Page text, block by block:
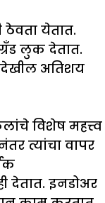
ठेवता येतात.
लुक देतात.
अतिशय
विशेष महत्त्व
त्यांचा वापर
देतात. इनडोअर